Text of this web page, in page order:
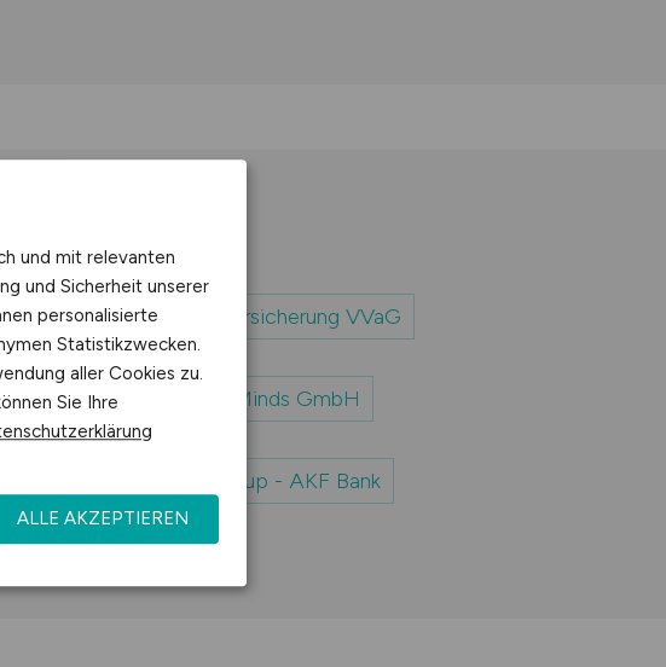
bei Vereinigte Hagelversicherung VVaG
Jobs bei Visionary-Minds GmbH
Jobs bei Vorwerk Group - AKF Bank
und mit relevanten
und Sicherheit unserer
personalisierte
Statistikzwecken.
aller Cookies zu.
Sie Ihre
ALLE AKZEPTIEREN